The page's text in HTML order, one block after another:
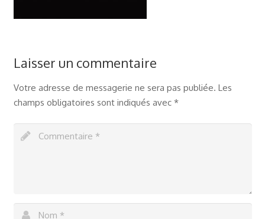
Laisser un commentaire
Votre adresse de messagerie ne sera pas publiée. Les
champs obligatoires sont indiqués avec *